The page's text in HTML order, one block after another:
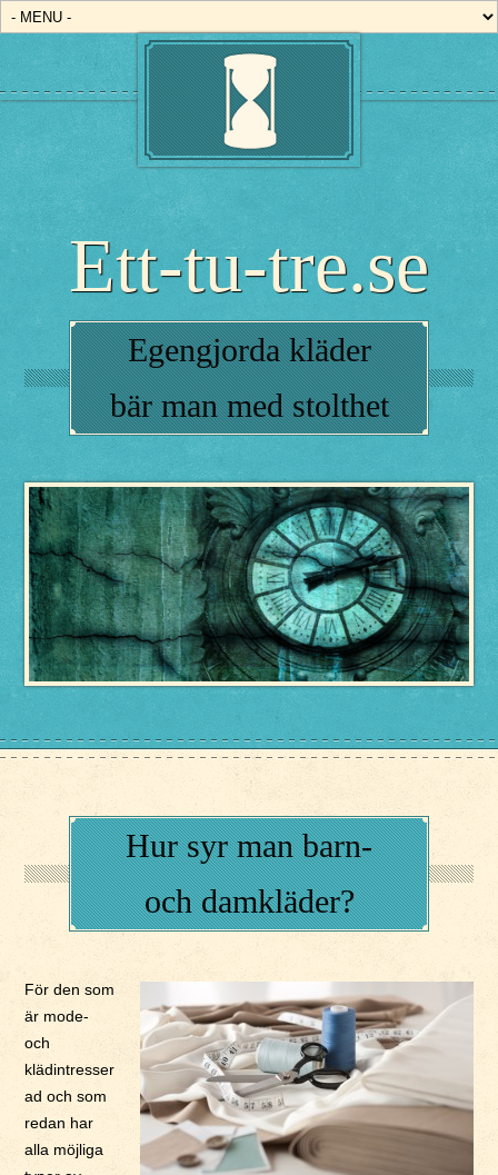
Read more
Ett-tu-tre.se
Egengjorda kläder
bär man med stolthet
Hur syr man barn-
och damkläder?
För den som
är mode-
och
klädintresser
ad och som
redan har
alla möjliga